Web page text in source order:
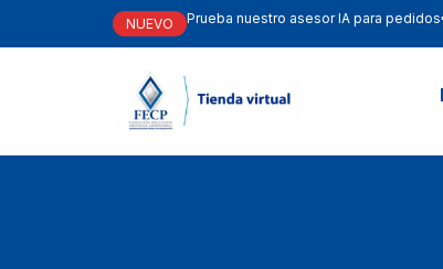
NUEVO Prueba nuestro asesor IA para